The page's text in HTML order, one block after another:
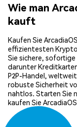
Wie man
kauft
Kaufen Sie
effizientesten
Sie sichere,
darunter
P2P-Handel,
robuste Sicherheit
nahtlos. Starten Sie
kaufen Sie